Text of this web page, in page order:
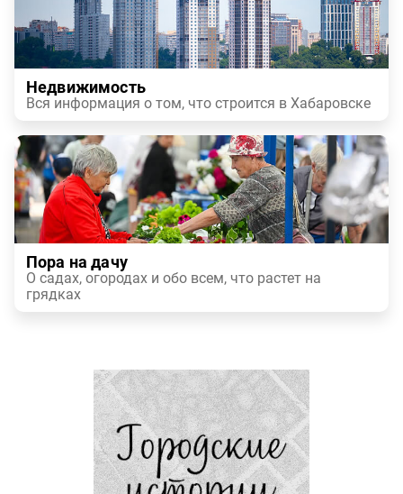
Недвижимость
Вся информация о том, что строится в Хабаровске
Пора на дачу
О садах, огородах и обо всем, что растет на
грядках